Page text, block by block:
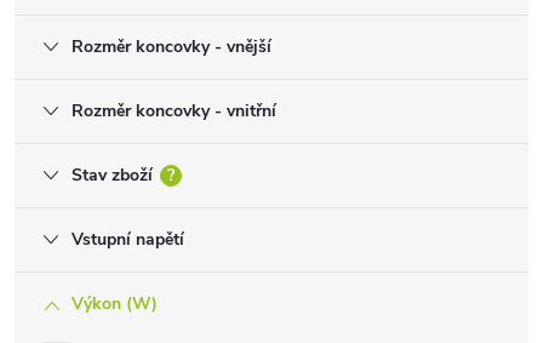
Rozměr koncovky - vnější
Rozměr koncovky - vnitřní
Stav zboží ?
Vstupní napětí
Výkon (W)